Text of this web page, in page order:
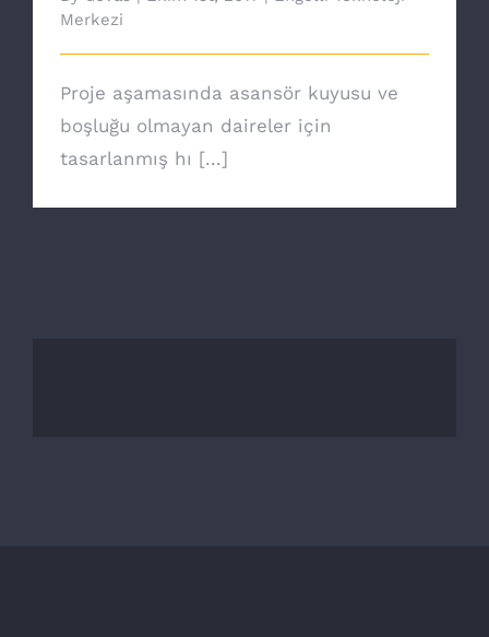
Merkezi
Proje aşamasında asansör kuyusu ve
boşluğu olmayan daireler için
tasarlanmış hı [...]